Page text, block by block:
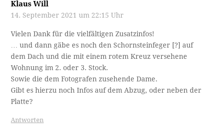
Klaus Will
14. September 2021 um 22:15 Uhr
Vielen Dank für die vielfältigen Zusatzinfos!
… und dann gäbe es noch den Schornsteinfeger [?] auf
dem Dach und die mit einem rotem Kreuz versehene
Wohnung im 2. oder 3. Stock.
Sowie die dem Fotografen zusehende Dame.
Gibt es hierzu noch Infos auf dem Abzug, oder neben der
Platte?
Antworten